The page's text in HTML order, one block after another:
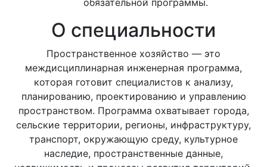
обязательной программы.
О специальности
Пространственное хозяйство — это
междисциплинарная инженерная программа,
которая готовит специалистов к анализу,
планированию, проектированию и управлению
пространством. Программа охватывает города,
сельские территории, регионы, инфраструктуру,
транспорт, окружающую среду, культурное
наследие, пространственные данные,